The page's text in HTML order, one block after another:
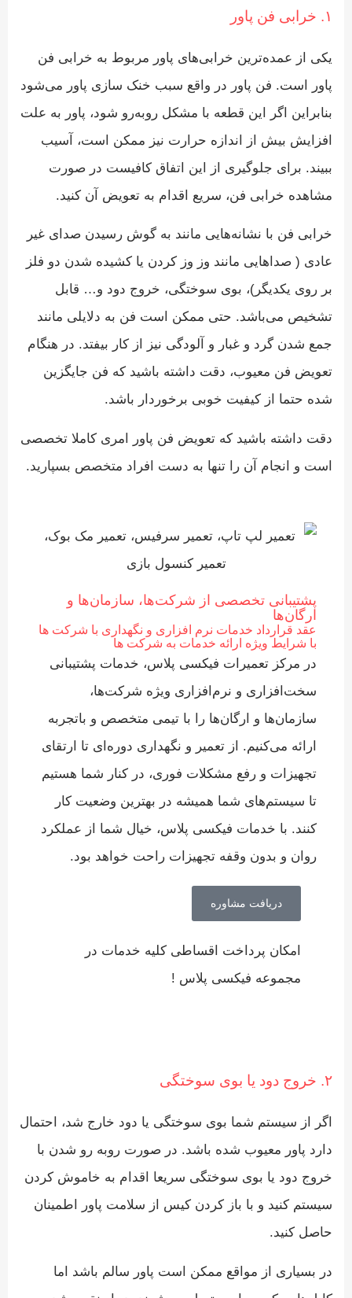
۱. خرابی فن پاور
یکی از عمده‌ترین خرابی‌های پاور مربوط به خرابی فن
پاور است. فن پاور در واقع سبب خنک سازی پاور می‌شود
بنابراین اگر این قطعه با مشکل روبه‌رو شود، پاور به علت
افزایش بیش از اندازه حرارت نیز ممکن است، آسیب
ببیند. برای جلوگیری از این اتفاق کافیست در صورت
مشاهده خرابی فن، سریع اقدام به تعویض آن کنید.
خرابی فن با نشانه‌هایی مانند به گوش رسیدن صدای غیر
عادی ( صداهایی مانند وز وز کردن یا کشیده شدن دو فلز
بر روی یکدیگر)، بوی سوختگی، خروج دود و… قابل
تشخیص می‌باشد. حتی ممکن است فن به دلایلی مانند
جمع شدن گرد و غبار و آلودگی نیز از کار بیفتد. در هنگام
تعویض فن معیوب، دقت داشته باشید که فن جایگزین
شده حتما از کیفیت خوبی برخوردار باشد.
دقت داشته باشید که تعویض فن پاور امری کاملا تخصصی
است و انجام آن را تنها به دست افراد متخصص بسپارید.
پشتیبانی تخصصی از شرکت‌ها، سازمان‌ها و
ارگان‌ها
عقد قرارداد خدمات نرم افزاری و نگهداری با شرکت ها
با شرایط ویژه ارائه خدمات به شرکت ها
در مرکز تعمیرات فیکسی پلاس، خدمات پشتیبانی
سخت‌افزاری و نرم‌افزاری ویژه شرکت‌ها،
سازمان‌ها و ارگان‌ها را با تیمی متخصص و باتجربه
ارائه می‌کنیم. از تعمیر و نگهداری دوره‌ای تا ارتقای
تجهیزات و رفع مشکلات فوری، در کنار شما هستیم
تا سیستم‌های شما همیشه در بهترین وضعیت کار
کنند. با خدمات فیکسی پلاس، خیال شما از عملکرد
روان و بدون وقفه تجهیزات راحت خواهد بود.
دریافت مشاوره
امکان پرداخت اقساطی کلیه خدمات در
مجموعه فیکسی پلاس !
۲. خروج دود یا بوی سوختگی
اگر از سیستم شما بوی سوختگی یا دود خارج شد، احتمال
دارد پاور معیوب شده باشد. در صورت روبه رو شدن با
خروج دود یا بوی سوختگی سریعا اقدام به خاموش کردن
سیستم کنید و با باز کردن کیس از سلامت پاور اطمینان
حاصل کنید.
در بسیاری از مواقع ممکن است پاور سالم باشد اما